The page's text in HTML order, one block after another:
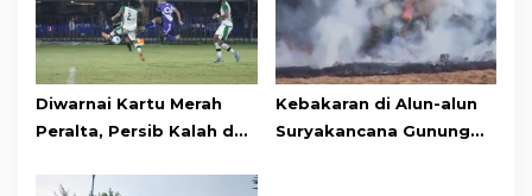
Diwarnai Kartu Merah
Peralta, Persib Kalah dari
Adu Penalti
Kebakaran di Alun-alun
Suryakancana Gunung